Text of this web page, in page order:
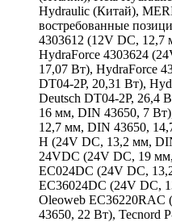
Hydraulic (Китай),
востребованные
4303612 (12V DC, 12,7
HydraForce 4303624
17,07 Вт), HydraForce
DT04-2P, 20,31 Вт),
Deutsch DT04-2P, 26,4
16 мм, DIN 43650, 7
12,7 мм, DIN 43650,
H (24V DC, 13,2 мм,
24VDC (24V DC, 19
EC024DC (24V DC,
EC36024DC (24V DC,
Oleoweb EC36220RAC
43650, 22 Вт), Tecnord